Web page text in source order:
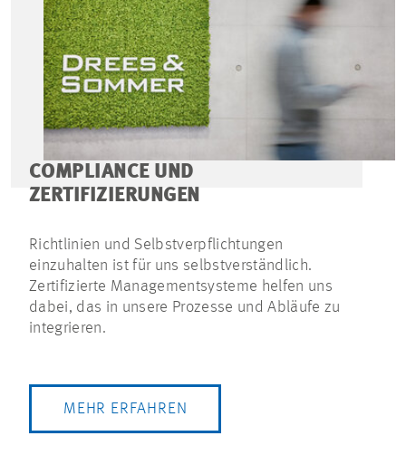
COMPLIANCE UND
ZERTIFIZIERUNGEN
Richtlinien und Selbstverpflichtungen
einzuhalten ist für uns selbstverständlich.
Zertifizierte Managementsysteme helfen uns
dabei, das in unsere Prozesse und Abläufe zu
integrieren.
MEHR ERFAHREN